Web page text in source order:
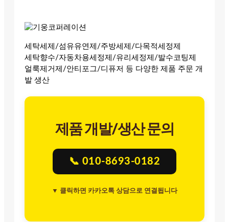
세탁세제/섬유유연제/주방세제/다목적세정제
세탁향수/자동차용세정제/유리세정제/발수코팅제
얼룩제거제/안티포그/디퓨저 등 다양한 제품 주문 개
발 생산
제품 개발/생산 문의
📞 010-8693-0182
▼ 클릭하면 카카오톡 상담으로 연결됩니다